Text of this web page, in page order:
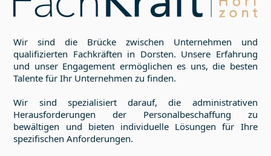
Wir sind die Brücke zwischen Unternehmen und
qualifizierten Fachkräften in Dorsten. Unsere Erfahrung
und unser Engagement ermöglichen es uns, die besten
Talente für Ihr Unternehmen zu finden.
Wir sind spezialisiert darauf, die administrativen
Herausforderungen der Personalbeschaffung zu
bewältigen und bieten individuelle Lösungen für Ihre
spezifischen Anforderungen.